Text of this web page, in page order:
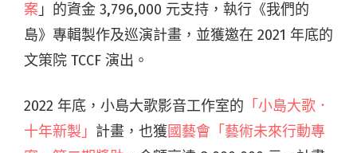
案 」的資金 3,796,000 元支持，執行《我們的
島》專輯製作及巡演計畫，並獲邀在 2021 年底的
文策院 TCCF 演出。
2022 年底，小島大歌影音工作室的 「小島大歌．
十年新製」 計畫，也獲國藝會「藝術未來行動專